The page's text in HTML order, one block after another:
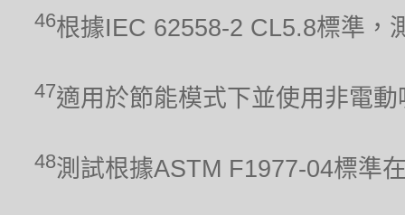
46根據IEC 62558-2 CL5.8標準，
47適用於節能模式下並使用非電動
48測試根據ASTM F1977-04標準